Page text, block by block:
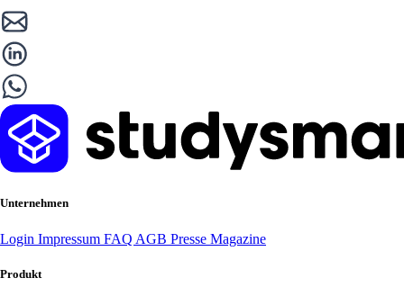
Unternehmen
Login Impressum FAQ AGB Presse Magazine
Produkt